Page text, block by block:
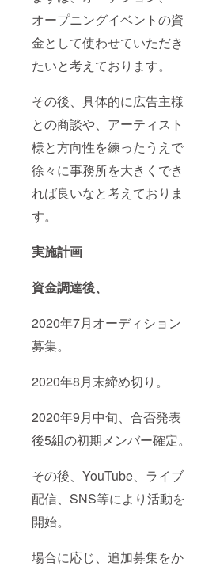
オープニングイベントの資
金として使わせていただき
たいと考えております。
その後、具体的に広告主様
との商談や、アーティスト
様と方向性を練ったうえで
徐々に事務所を大きくでき
れば良いなと考えておりま
す。
実施計画
資金調達後、
2020年7月オーディション
募集。
2020年8月末締め切り。
2020年9月中旬、合否発表
後5組の初期メンバー確定。
その後、YouTube、ライブ
配信、SNS等により活動を
開始。
場合に応じ、追加募集をか